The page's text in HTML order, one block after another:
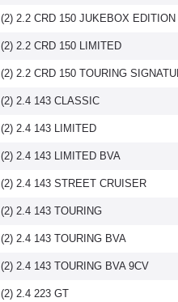
(2) 2.2 CRD 150 JUKEBOX EDITION
(2) 2.2 CRD 150 LIMITED
(2) 2.2 CRD 150 TOURING
(2) 2.4 143 CLASSIC
(2) 2.4 143 LIMITED
(2) 2.4 143 LIMITED BVA
(2) 2.4 143 STREET CRUISER
(2) 2.4 143 TOURING
(2) 2.4 143 TOURING BVA
(2) 2.4 143 TOURING BVA 9CV
(2) 2.4 223 GT